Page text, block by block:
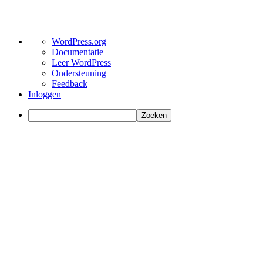
Over
WordPress
WordPress.org
Documentatie
Leer WordPress
Ondersteuning
Feedback
Inloggen
Zoeken